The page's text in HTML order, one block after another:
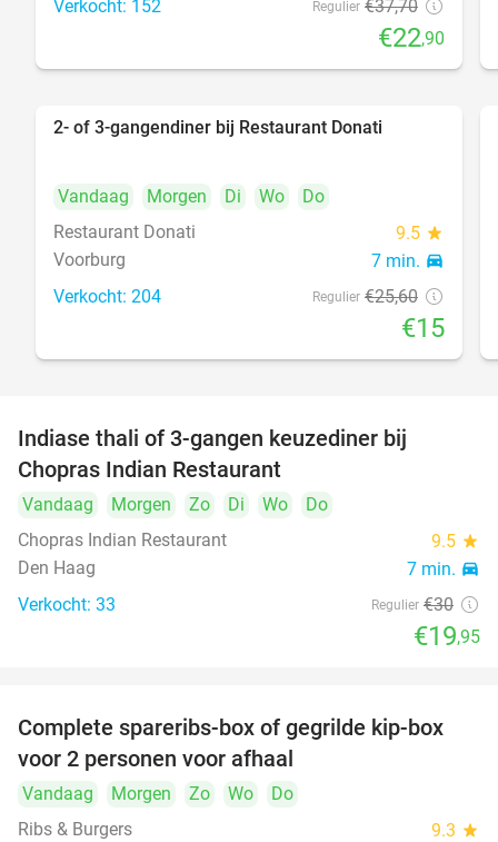
food
food
Verkocht: 152 Regulier €37,70
€22,90
2- of 3-gangendiner bij Restaurant Donati
Vandaag Morgen Di Wo
Do
Restaurant Donati
9.5 star
Voorburg 7 min. directions_car
Verkocht: 204 Regulier €25,60
€15
Indiase thali of 3-gangen keuzediner bij
Chopras Indian Restaurant
Vandaag Morgen Zo Di Wo
Do
Chopras Indian Restaurant
9.5 star
Den Haag 7 min. directions_car
Verkocht: 33 Regulier €30
€19,95
37%
Complete spareribs-box of gegrilde kip-box
voor 2 personen voor afhaal
Vandaag Morgen Zo Wo
Do
Ribs & Burgers
9.3 star